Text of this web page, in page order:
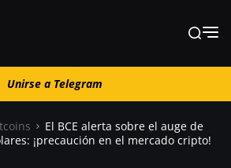
Unirse a Telegram
Unirse a Telegram
El BCE alerta sobre el auge de
¡precaución en el mercado cripto!